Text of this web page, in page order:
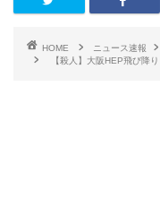
HOME ニュース速報
【殺人】大阪HEP飛び降